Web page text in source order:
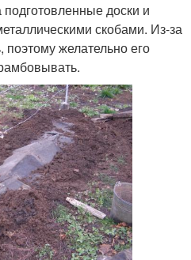
доски и
скобами. Из-за
поэтому желательно его